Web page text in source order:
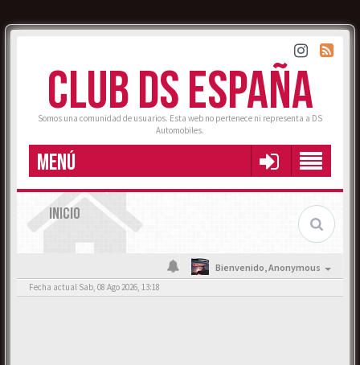
CLUB DS ESPAÑA
Somos una comunidad de usuarios. Esta web no pertenece ni representa a DS
Automobiles.
MENÚ
INICIO
Bienvenido,Anonymous
Fecha actual Sab, 08 Ago 2026, 13:18